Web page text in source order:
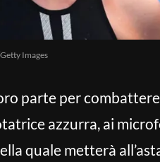
Images
parte per combattere
azzurra, ai
quale metterà